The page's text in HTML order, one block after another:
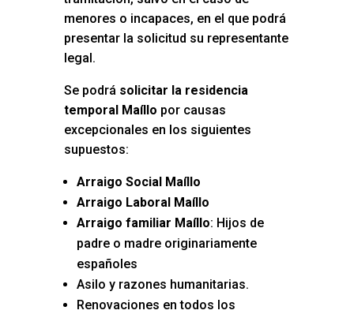
menores o incapaces, en el que podrá
presentar la solicitud su representante
legal.
Se podrá solicitar la residencia
temporal Maíllo por causas
excepcionales en los siguientes
supuestos:
Arraigo Social Maíllo
Arraigo Laboral Maíllo
Arraigo familiar Maíllo: Hijos de
padre o madre originariamente
españoles
Asilo y razones humanitarias.
Renovaciones en todos los